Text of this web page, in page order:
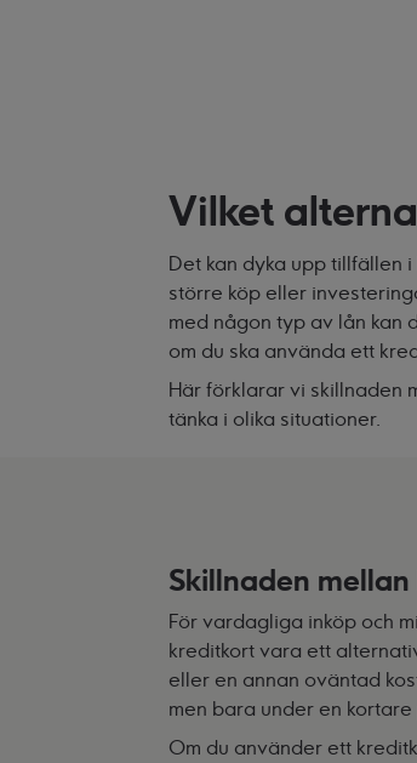
Vilket
Det kan dyka upp tillfällen
större köp eller
med någon typ av lån kan
om du ska använda ett
Här förklarar vi skillnaden
tänka i olika situationer.
Skillnaden
För vardagliga inköp och
kreditkort vara ett
eller en annan oväntad
men bara under en
Om du använder ett